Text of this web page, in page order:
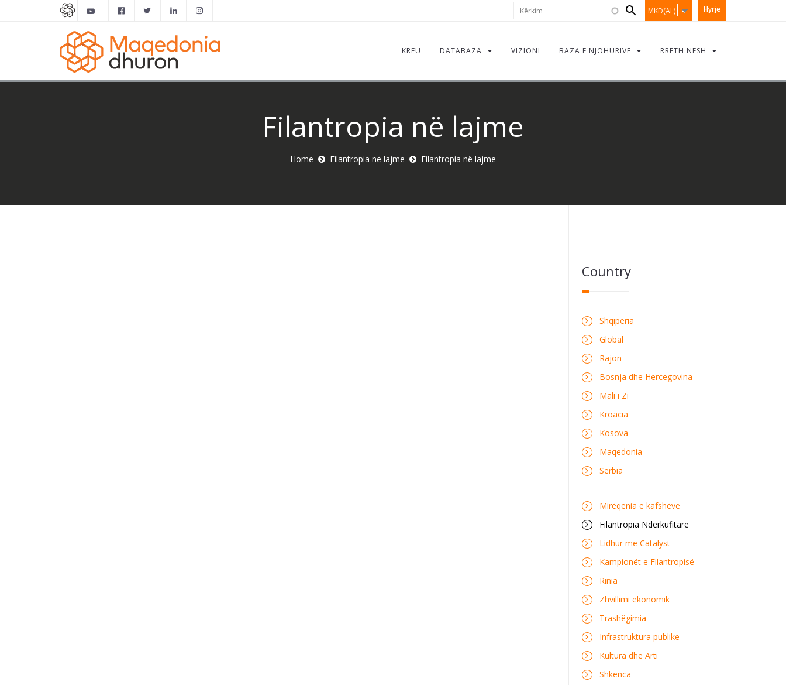
Hyrje
MKD(AL)
Search
form
KREU DATABAZA VIZIONI BAZA E NJOHURIVE RRETH NESH
Filantropia në lajme
Home Filantropia në lajme Filantropia në lajme
Country
Shqipëria
Global
Rajon
Bosnja dhe Hercegovina
Mali i Zi
Kroacia
Kosova
Maqedonia
Serbia
Mirëqenia e kafshëve
Filantropia Ndërkufitare
Lidhur me Catalyst
Kampionët e Filantropisë
Rinia
Zhvillimi ekonomik
Trashëgimia
Infrastruktura publike
Kultura dhe Arti
Shkenca